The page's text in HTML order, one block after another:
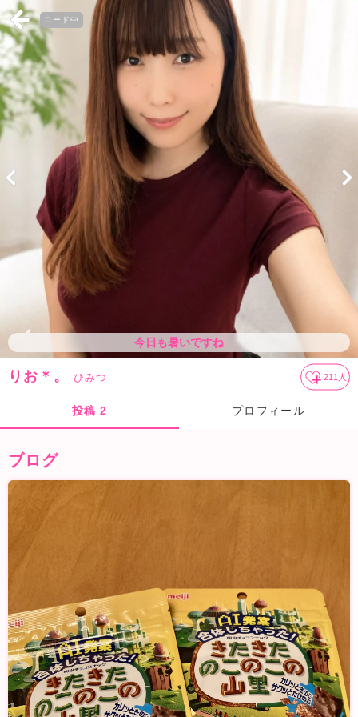
ロード中
今日も暑いですね
りお＊。 ひみつ 211 人
投稿 2 プロフィール
ブログ